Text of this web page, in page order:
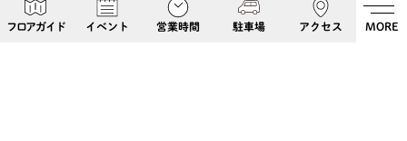
フロアガイド イベント 営業時間 駐車場 アクセス MORE
〒892-0826 鹿児島県鹿児島市呉服町６−５